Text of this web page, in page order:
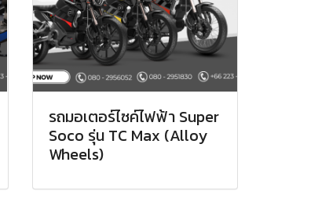
รถมอเตอร์ไซค์ไฟฟ้า Super
Soco รุ่น TC Max (Alloy
Wheels)